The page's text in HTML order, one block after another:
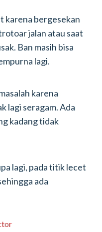
karena bergesekan
jalan atau saat
Ban masih bisa
lagi.
karena
lagi seragam. Ada
kadang tidak
lagi, pada titik lecet
ada